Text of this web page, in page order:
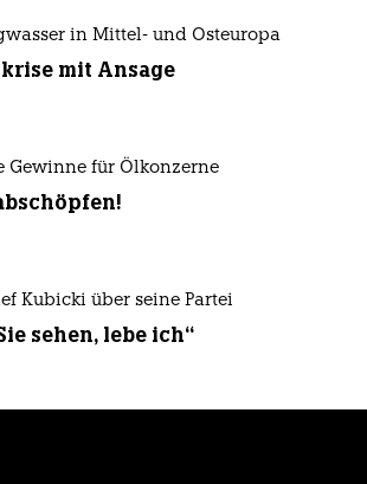
in Mittel- und Osteuropa
mit Ansage
Gewinne für Ölkonzerne
Kubicki über seine Partei
sehen, lebe ich“